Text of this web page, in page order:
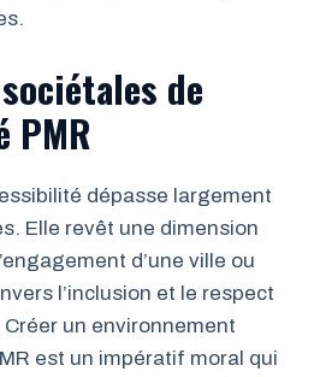
de
PMR
dépasse largement
Elle revêt une dimension
d’une ville ou
l’inclusion et le respect
un environnement
est un impératif moral qui